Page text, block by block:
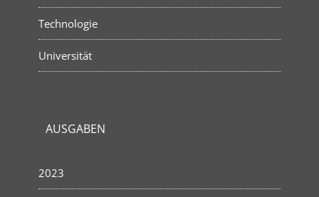
Technologie
Universität
AUSGABEN
2023